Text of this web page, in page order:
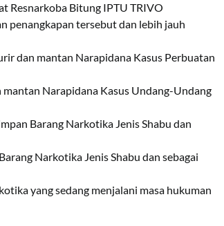
Resnarkoba Bitung IPTU TRIVO
penangkapan tersebut dan lebih jauh
dan mantan Narapidana Kasus Perbuatan
Narapidana Kasus Undang-Undang
Barang Narkotika Jenis Shabu dan
Narkotika Jenis Shabu dan sebagai
yang sedang menjalani masa hukuman